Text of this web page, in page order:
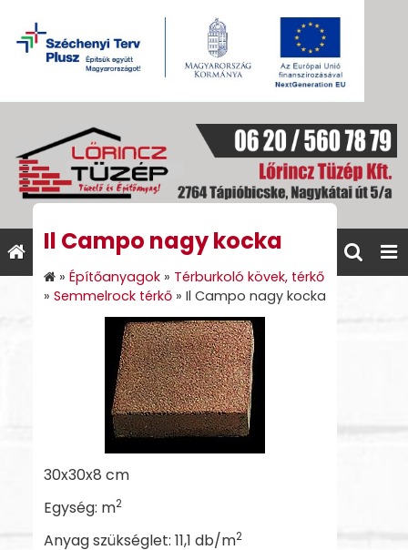
Il Campo nagy kocka
» Építőanyagok » Térburkoló kövek, térkő
» Semmelrock térkő » Il Campo nagy kocka
30x30x8 cm
Egység: m2
Anyag szükséglet: 11,1 db/m2